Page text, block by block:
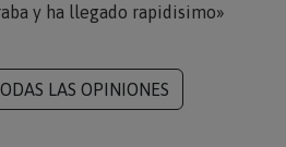
y ha llegado rapidisimo»
LAS OPINIONES